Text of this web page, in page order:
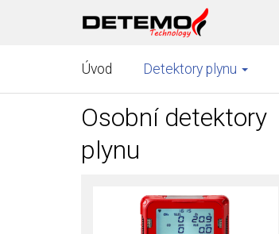
Úvod Detektory plynu
Osobní detektory
plynu